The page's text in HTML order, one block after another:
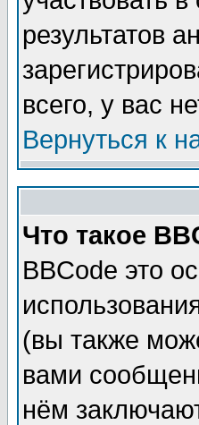
результатов
всего, у вас
Вернуться к
Что такое
BBCode это
(вы также
вами
нём